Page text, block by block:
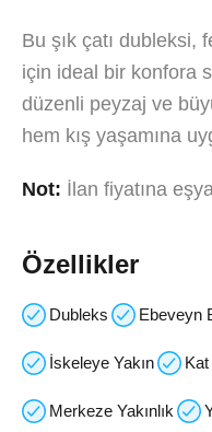
Bu şık çatı dubleksi,
için ideal bir konfora
düzenli peyzaj ve
hem kış yaşamına
Not: İlan fiyatına
Özellikler
Dubleks Ebeveyn
İskeleye Yakın
Merkeze Yakınlık